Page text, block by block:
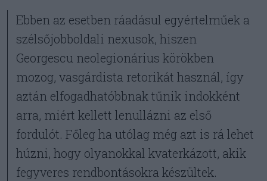
Ebben az esetben ráadásul egyértelműek a
szélsőjobboldali nexusok, hiszen
Georgescu neolegionárius körökben
mozog, vasgárdista retorikát használ, így
aztán elfogadhatóbbnak tűnik indokként
arra, miért kellett lenullázni az első
fordulót. Főleg ha utólag még azt is rá lehet
húzni, hogy olyanokkal kvaterkázott, akik
fegyveres rendbontásokra készültek.